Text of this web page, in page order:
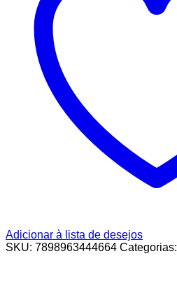
Adicionar à lista de desejos
SKU: 7898963444664 Categorias: